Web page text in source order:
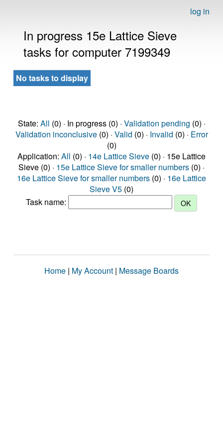
log in
In progress 15e Lattice Sieve
tasks for computer 7199349
No tasks to display
State: All (0) · In progress (0) · Validation pending (0) ·
Validation inconclusive(0) · Valid (0) · Invalid (0) · Error
(0)
Application: All (0) · 14e Lattice Sieve (0) · 15e Lattice
Sieve (0) · 15e Lattice Sieve for smaller numbers (0) ·
16e Lattice Sieve for smaller numbers (0) · 16e Lattice
Sieve V5 (0)
Task name:
Home | My Account | Message Boards